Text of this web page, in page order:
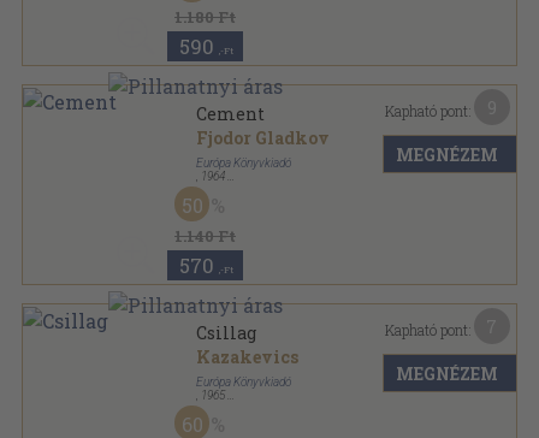
1.180 Ft
590 ,-Ft
Cement
Fjodor Gladkov
Európa Könyvkiadó
1964
Vászon
Milliók könyve sorozat
1.140 Ft
50
570 ,-Ft
Kapható pont:
MEGNÉZEM
Csillag
Kazakevics
Európa Könyvkiadó
1965
Vászon
Milliók könyve sorozat
60
Kapható pont:
MEGNÉZEM